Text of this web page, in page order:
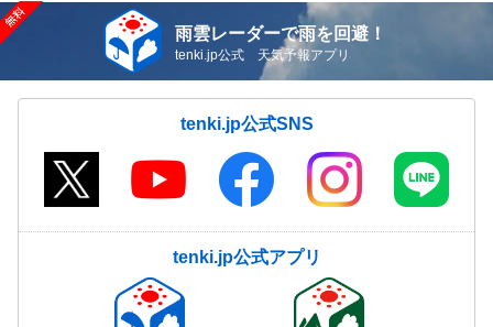
雨雲レーダーで雨を回避！
tenki.jp公式 天気予報アプリ
tenki.jp公式SNS
tenki.jp公式アプリ